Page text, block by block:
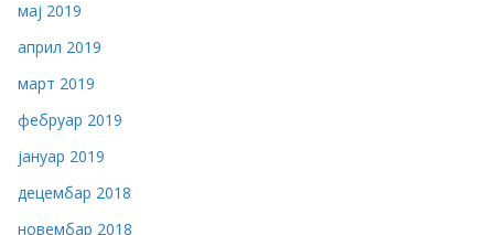
мај 2019
април 2019
март 2019
фебруар 2019
јануар 2019
децембар 2018
новембар 2018